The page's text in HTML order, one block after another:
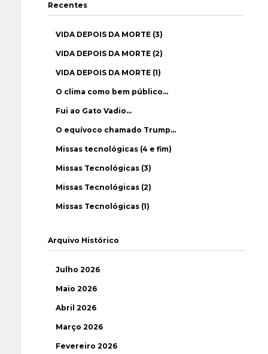
Recentes
VIDA DEPOIS DA MORTE (3)
VIDA DEPOIS DA MORTE (2)
VIDA DEPOIS DA MORTE (1)
O clima como bem público…
Fui ao Gato Vadio…
O equívoco chamado Trump…
Missas tecnológicas (4 e fim)
Missas Tecnológicas (3)
Missas Tecnológicas (2)
Missas Tecnológicas (1)
Arquivo Histórico
Julho 2026
Maio 2026
Abril 2026
Março 2026
Fevereiro 2026